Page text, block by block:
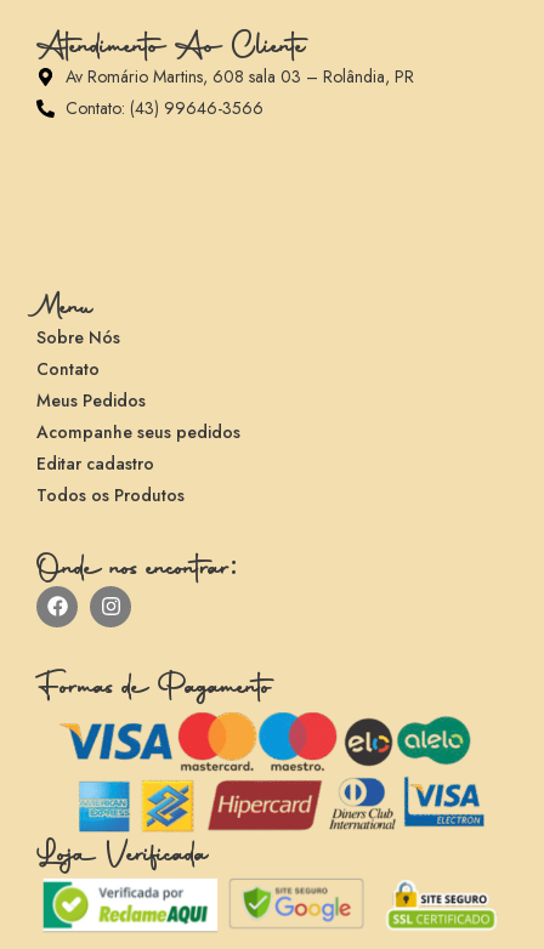
Atendimento Ao Cliente
Av Romário Martins, 608 sala 03 – Rolândia, PR
Contato: (43) 99646-3566
Menu
Sobre Nós
Contato
Meus Pedidos
Acompanhe seus pedidos
Editar cadastro
Todos os Produtos
Onde nos encontrar:
Formas de Pagamento
Loja Verificada